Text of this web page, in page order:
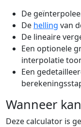
De
De helling van
De lineaire
Een optionele
interpolatie
Een
Wanneer
Deze calculator is